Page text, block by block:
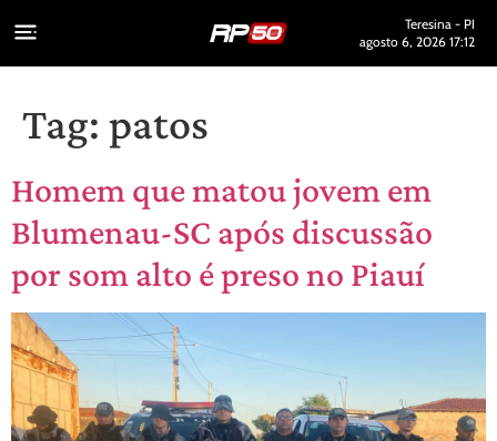
Teresina - PI
agosto 6, 2026 17:12
Tag: patos
Homem que matou jovem em
Blumenau-SC após discussão
por som alto é preso no Piauí